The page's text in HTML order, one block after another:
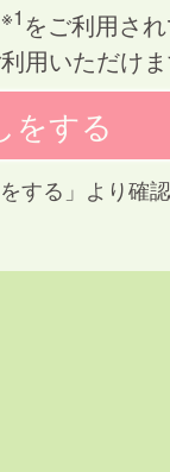
※1 をご利用さ
用いただけ
する」より確